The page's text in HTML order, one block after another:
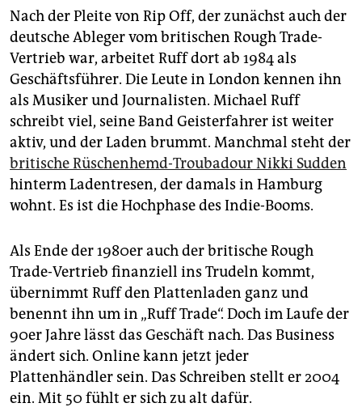
Nach der Pleite von Rip Off, der zunächst auch der
deutsche Ableger vom britischen Rough Trade-
Vertrieb war, arbeitet Ruff dort ab 1984 als
Geschäftsführer. Die Leute in London kennen ihn
als Musiker und Journalisten. Michael Ruff
schreibt viel, seine Band Geisterfahrer ist weiter
aktiv, und der Laden brummt. Manchmal steht der
britische Rüschenhemd-Troubadour Nikki Sudden
hinterm Ladentresen, der damals in Hamburg
wohnt. Es ist die Hochphase des Indie-Booms.
Als Ende der 1980er auch der britische Rough
Trade-Vertrieb finanziell ins Trudeln kommt,
übernimmt Ruff den Plattenladen ganz und
benennt ihn um in „Ruff Trade“. Doch im Laufe der
90er Jahre lässt das Geschäft nach. Das Business
ändert sich. Online kann jetzt jeder
Plattenhändler sein. Das Schreiben stellt er 2004
ein. Mit 50 fühlt er sich zu alt dafür.